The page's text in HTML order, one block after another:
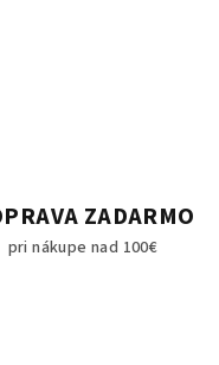
ZADARMO
pri nákupe nad 100€